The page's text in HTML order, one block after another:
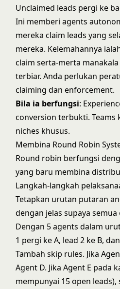
Unclaimed leads pergi ke
Ini memberi agents
mereka claim leads yang
mereka. Kelemahannya
claim serta-merta
terbiar. Anda perlukan
claiming dan enforcement.
Bila ia berfungsi:
conversion terbukti. Teams
niches khusus.
Membina Round Robin
Round robin berfungsi
yang baru membina
Langkah-langkah
Tetapkan urutan putaran
dengan jelas supaya
Dengan 5 agents dalam
1 pergi ke A, lead 2 ke B,
Tambah skip rules. Jika
Agent D. Jika Agent E pada
mempunyai 15 open leads),